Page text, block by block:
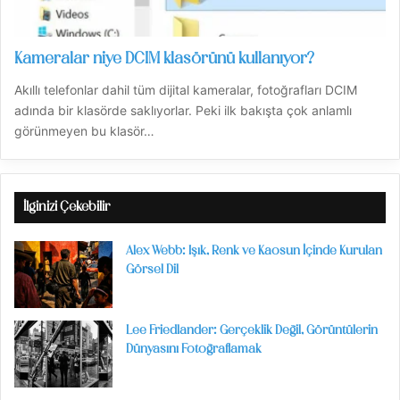
Kameralar niye DCIM klasörünü kullanıyor?
Akıllı telefonlar dahil tüm dijital kameralar, fotoğrafları DCIM
adında bir klasörde saklıyorlar. Peki ilk bakışta çok anlamlı
görünmeyen bu klasör…
İlginizi Çekebilir
Alex Webb: Işık, Renk ve Kaosun İçinde Kurulan
Görsel Dil
Lee Friedlander: Gerçeklik Değil, Görüntülerin
Dünyasını Fotoğraflamak